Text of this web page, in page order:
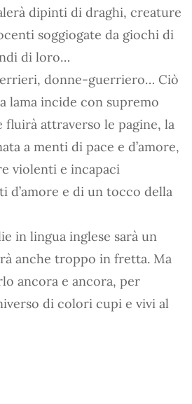
dipinti di draghi, creature
soggiogate da giochi di
di loro…
donne-guerriero… Ciò
lama incide con supremo
fluirà attraverso le pagine, la
a menti di pace e d’amore,
violenti e incapaci
d’amore e di un tocco della
in lingua inglese sarà un
anche troppo in fretta. Ma
ancora e ancora, per
di colori cupi e vivi al